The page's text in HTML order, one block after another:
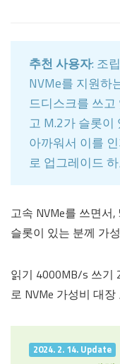
추천 사용자: 조
NVMe를 지원하
드디스크를 쓰
고 M.2가 슬롯이
아까워서 이를
로 업그레이드
고속 NVMe를 쓰면서
슬롯이 있는 분께 가
읽기 4000MB/s 쓰기
로 NVMe 가성비 대
2024. 2. 14. Update